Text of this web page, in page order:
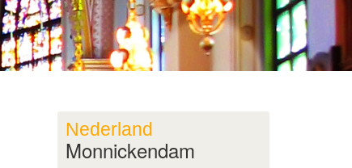
Nederland
Monnickendam